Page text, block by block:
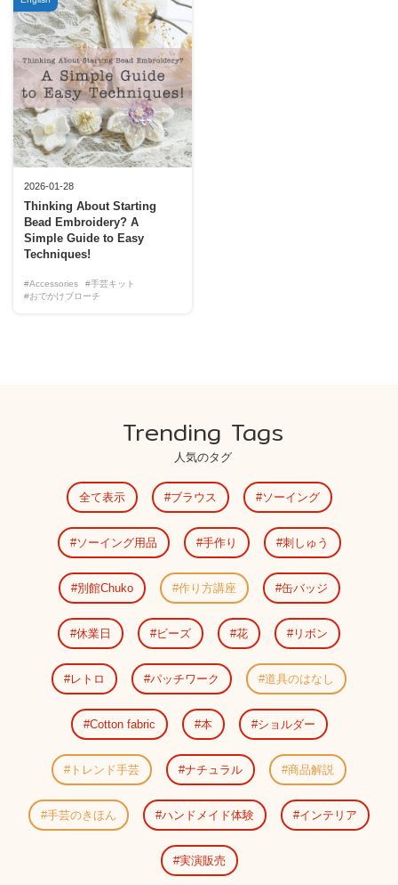
2026-01-28
Thinking About Starting
Bead Embroidery? A
Simple Guide to Easy
Techniques!
#Accessories
#手芸キット
#おでかけブローチ
Trending Tags
人気のタグ
全て表示 ブラウス ソーイング
ソーイング用品 手作り 刺しゅう
別館Chuko 作り方講座 缶バッジ
休業日 ビーズ 花 リボン
レトロ パッチワーク 道具のはなし
Cotton fabric 本 ショルダー
トレンド手芸 ナチュラル 商品解説
手芸のきほん ハンドメイド体験 インテリア
実演販売